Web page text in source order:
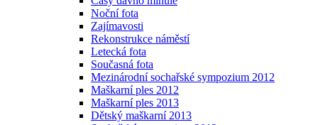
Noční fota
Zajímavosti
Rekonstrukce náměstí
Letecká fota
Současná fota
Mezinárodní sochařské sympozium 2012
Maškarní ples 2012
Maškarní ples 2013
Dětský maškarní 2013